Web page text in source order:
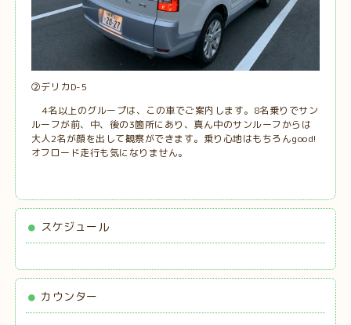
②デリカD-5
4名以上のグループは、この車でご案内します。8名乗りでサン
ルーフが前、中、後の3箇所にあり、真ん中のサンルーフからは
大人2名が顔を出して観察ができます。乗り心地はもちろんgood!
オフロード走行も気になりません。
スケジュール
カウンター